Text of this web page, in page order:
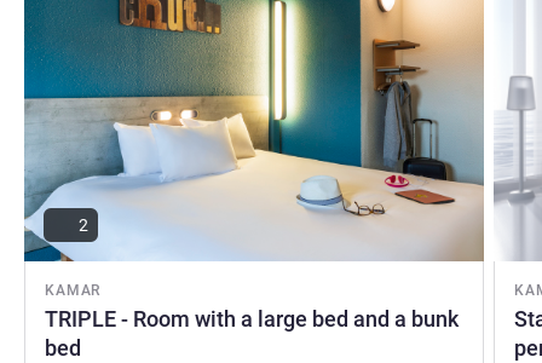
KAMAR
TRIPLE - Room with a large bed and a bunk
bed
2